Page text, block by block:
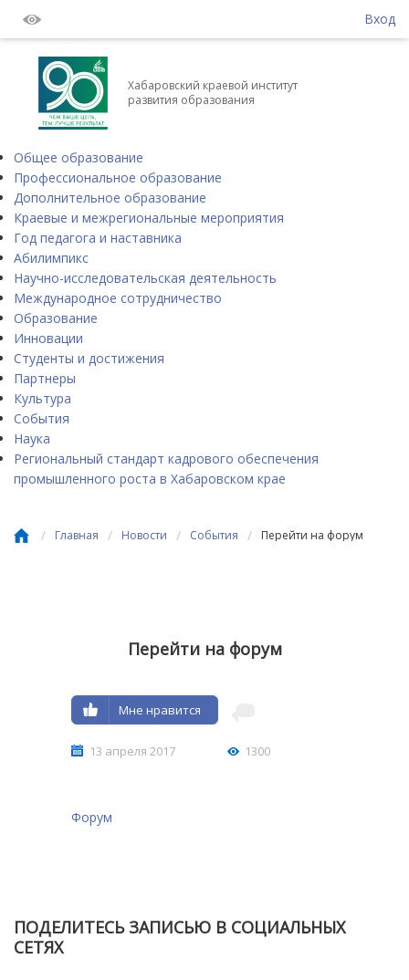
Вход
Хабаровский краевой институт
развития образования
Общее образование
Профессиональное образование
Дополнительное образование
Краевые и межрегиональные мероприятия
Год педагога и наставника
Абилимпикс
Научно-исследовательская деятельность
Международное сотрудничество
Образование
Инновации
Студенты и достижения
Партнеры
Культура
События
Наука
Региональный стандарт кадрового обеспечения
промышленного роста в Хабаровском крае
/ Главная / Новости / События / Перейти на форум
Перейти на форум
Мне нравится
13 апреля 2017 1300
Форум
ПОДЕЛИТЕСЬ ЗАПИСЬЮ В СОЦИАЛЬНЫХ
СЕТЯХ